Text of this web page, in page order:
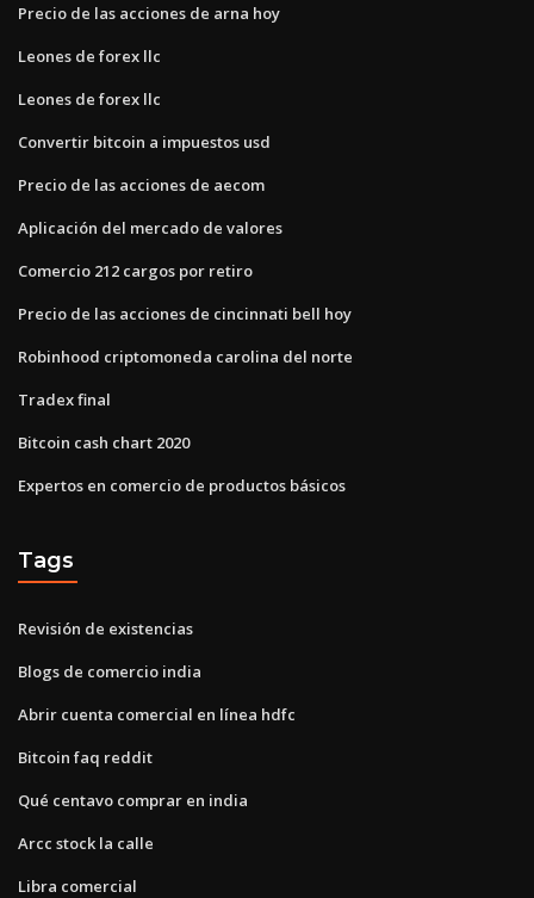
Precio de las acciones de arna hoy
Leones de forex llc
Leones de forex llc
Convertir bitcoin a impuestos usd
Precio de las acciones de aecom
Aplicación del mercado de valores
Comercio 212 cargos por retiro
Precio de las acciones de cincinnati bell hoy
Robinhood criptomoneda carolina del norte
Tradex final
Bitcoin cash chart 2020
Expertos en comercio de productos básicos
Tags
Revisión de existencias
Blogs de comercio india
Abrir cuenta comercial en línea hdfc
Bitcoin faq reddit
Qué centavo comprar en india
Arcc stock la calle
Libra comercial